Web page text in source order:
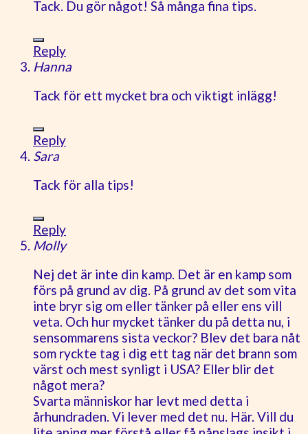
Tack. Du gör något! Så många fina tips.
Reply
Hanna
Tack för ett mycket bra och viktigt inlägg!
Reply
Sara
Tack för alla tips!
Reply
Molly
Nej det är inte din kamp. Det är en kamp som
förs på grund av dig. På grund av det som vita
inte bryr sig om eller tänker på eller ens vill
veta. Och hur mycket tänker du på detta nu, i
sensommarens sista veckor? Blev det bara nåt
som ryckte tag i dig ett tag när det brann som
värst och mest synligt i USA? Eller blir det
något mera?
Svarta människor har levt med detta i
århundraden. Vi lever med det nu. Här. Vill du